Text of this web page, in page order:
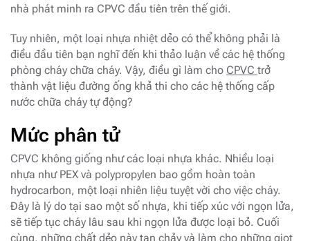
nhà phát minh ra CPVC đầu tiên trên thế giới.
Tuy nhiên, một loại nhựa nhiệt dẻo có thể không phải là
điều đầu tiên bạn nghĩ đến khi thảo luận về các hệ thống
phòng cháy chữa cháy. Vậy, điều gì làm cho CPVC trở
thành vật liệu đường ống khả thi cho các hệ thống cấp
nước chữa cháy tự động?
Mức phân tử
CPVC không giống như các loại nhựa khác. Nhiều loại
nhựa như PEX và polypropylen bao gồm hoàn toàn
hydrocarbon, một loại nhiên liệu tuyệt vời cho việc cháy.
Đây là lý do tại sao một số nhựa, khi tiếp xúc với ngọn lửa,
sẽ tiếp tục cháy lâu sau khi ngọn lửa được loại bỏ. Cuối
cùng, những chất dẻo này tan chảy và làm cho những giọt